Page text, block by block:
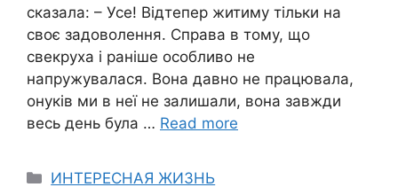
сказала: – Усе! Відтепер житиму тільки на
своє задоволення. Справа в тому, що
свекруха і раніше особливо не
напружувалася. Вона давно не працювала,
онуків ми в неї не залишали, вона завжди
весь день була … Read more
Categories
ИНТЕРЕСНАЯ ЖИЗНЬ